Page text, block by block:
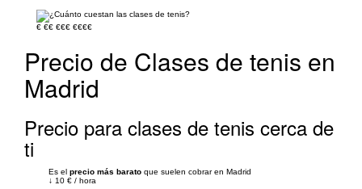
€ €€ €€€ €€€€
Precio de Clases de tenis en
Madrid
Precio para clases de tenis cerca de
ti
Es el precio más barato que suelen cobrar en Madrid
↓ 10 € / hora